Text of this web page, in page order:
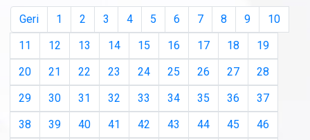
Geri 1 2 3 4 5 6 7 8 9
10
11
12 13 14 15 16 17 18
19
20
21 22 23 24 25 26 27
28
29
30 31 32 33 34 35 36
37
38
39 40 41 42 43 44 45
46